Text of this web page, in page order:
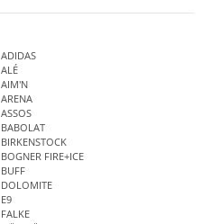
ADIDAS
ALÉ
AIM'N
ARENA
ASSOS
BABOLAT
BIRKENSTOCK
BOGNER FIRE+ICE
BUFF
DOLOMITE
E9
FALKE